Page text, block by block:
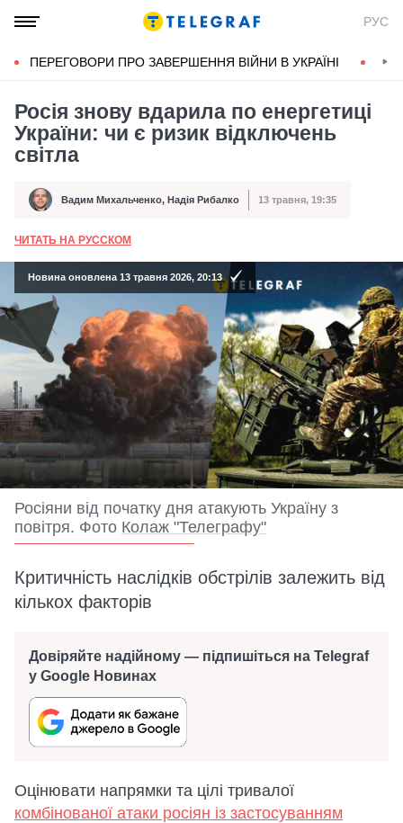
РУС
ПЕРЕГОВОРИ ПРО ЗАВЕРШЕННЯ ВІЙНИ В УКРАЇНІ
Росія знову вдарила по енергетиці
України: чи є ризик відключень
світла
Автор Вадим Михальченко, Надія Рибалко
Дата публікації 13 травня, 19:35
ЧИТАТЬ НА РУССКОМ
Новина оновлена 13 травня 2026, 20:13
Росіяни від початку дня атакують Україну з
повітря. Фото Колаж "Телеграфу"
Критичність наслідків обстрілів залежить від
кількох факторів
Довіряйте надійному — підпишіться на Telegraf
у Google Новинах
Оцінювати напрямки та цілі тривалої
комбінованої атаки росіян із застосуванням